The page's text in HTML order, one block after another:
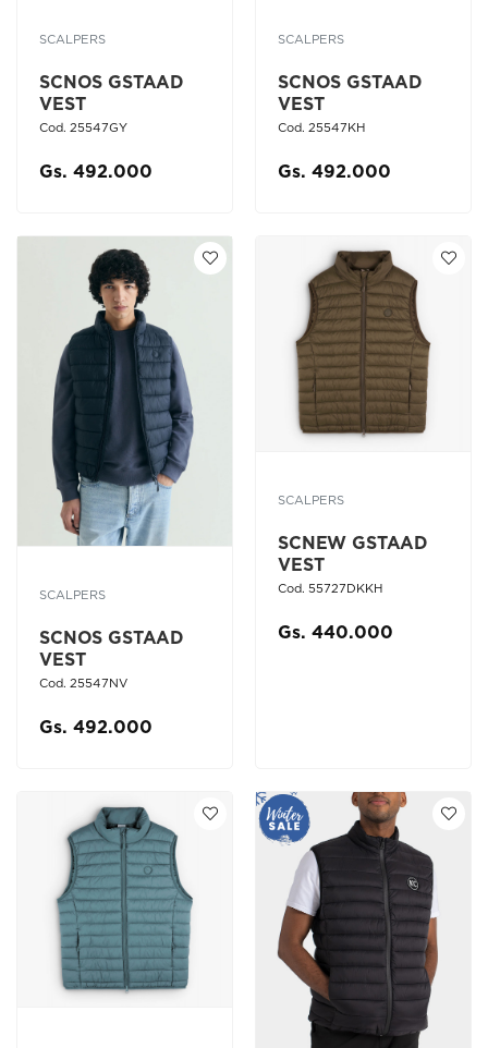
SCALPERS
SCNOS GSTAAD
VEST
Cod. 25547GY
Gs. 492.000
SCALPERS
SCNOS GSTAAD
VEST
Cod. 25547KH
Gs. 492.000
SCALPERS
SCNOS GSTAAD
VEST
Cod. 25547NV
Gs. 492.000
SCALPERS
SCNEW GSTAAD
VEST
Cod. 55727DKKH
Gs. 440.000